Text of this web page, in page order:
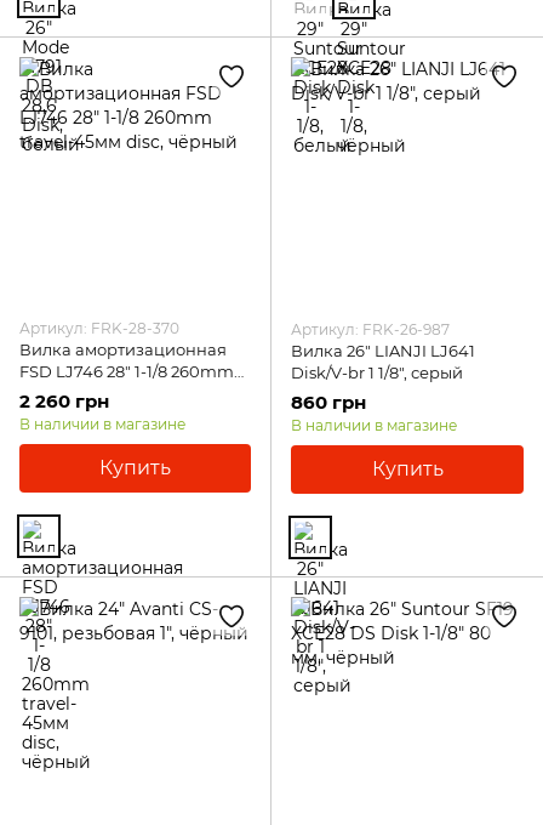
Артикул: FRK-28-370
Вилка амортизационная
FSD LJ746 28" 1-1/8 260mm
travel-45мм disc, чёрный
2 260 грн
В наличии в магазине
Купить
Артикул: FRK-26-987
Вилка 26" LIANJI LJ641
Disk/V-br 1 1/8", серый
860 грн
В наличии в магазине
Купить